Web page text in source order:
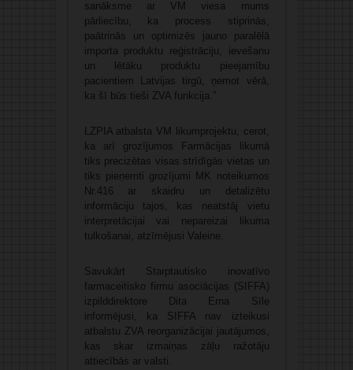
sanāksme ar VM viesa mums
pārliecību, ka process stiprinās,
paātrinās un optimizēs jauno paralēlā
importa produktu reģistrāciju, ievešanu
un lētāku produktu pieejamību
pacientiem Latvijas tirgū, ņemot vērā,
ka šī būs tieši ZVA funkcija.”
LZPIA atbalsta VM likumprojektu, cerot,
ka arī grozījumos Farmācijas likumā
tiks precizētas visas strīdīgās vietas un
tiks pieņemti grozījumi MK noteikumos
Nr.416 ar skaidru un detalizētu
informāciju tajos, kas neatstāj vietu
interpretācijai vai nepareizai likuma
tulkošanai, atzīmējusi Valeine.
Savukārt Starptautisko inovatīvo
farmaceitisko firmu asociācijas (SIFFA)
izpilddirektore Dita Erna Sīle
informējusi, ka SIFFA nav izteikusi
atbalstu ZVA reorganizācijai jautājumos,
kas skar izmaiņas zāļu ražotāju
attiecībās ar valsti.